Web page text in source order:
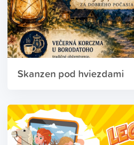
Skanzen pod hviezdami